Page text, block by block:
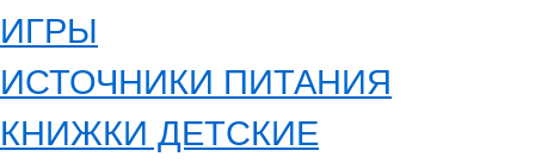
ИГРЫ
ИСТОЧНИКИ ПИТАНИЯ
КНИЖКИ ДЕТСКИЕ